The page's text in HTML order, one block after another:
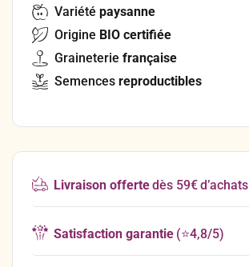
Variété paysanne
Origine BIO certifiée
Graineterie française
Semences reproductibles
Livraison offertedès 59€ d’achats
Satisfaction garantie(⭐4,8/5)